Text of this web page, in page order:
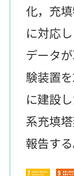
化，充
に対応
データ
験装置
に建設
系充填
報告する